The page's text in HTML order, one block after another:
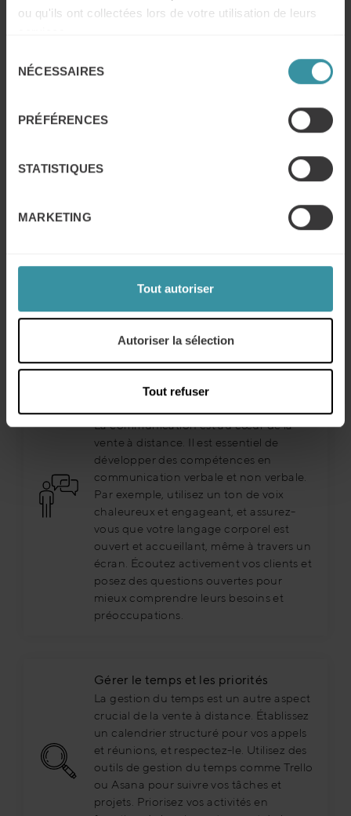
ou qu'ils ont collectées lors de votre utilisation de leurs
NÉCESSAIRES
PRÉFÉRENCES
STATISTIQUES
MARKETING
Tout autoriser
Autoriser la sélection
Tout refuser
les CRM comme Salesforce ou HubSpot
manière organisée.
de la vente à distance. Les clients
personnaliser vos communications et
préférences du client lors de vos
échanges. Cela montre que vous avez
réellement de leur situation.
Développer des compétences en
La communication est au cœur de la
vente à distance. Il est essentiel de
développer des compétences en
communication verbale et non verbale.
Par exemple, utilisez un ton de voix
chaleureux et engageant, et assurez-
vous que votre langage corporel est
ouvert et accueillant, même à travers un
écran. Écoutez activement vos clients et
posez des questions ouvertes pour
mieux comprendre leurs besoins et
préoccupations.
Gérer le temps et les priorités
La gestion du temps est un autre aspect
crucial de la vente à distance. Établissez
un calendrier structuré pour vos appels
et réunions, et respectez-le. Utilisez des
outils de gestion du temps comme Trello
ou Asana pour suivre vos tâches et
projets. Priorisez vos activités en